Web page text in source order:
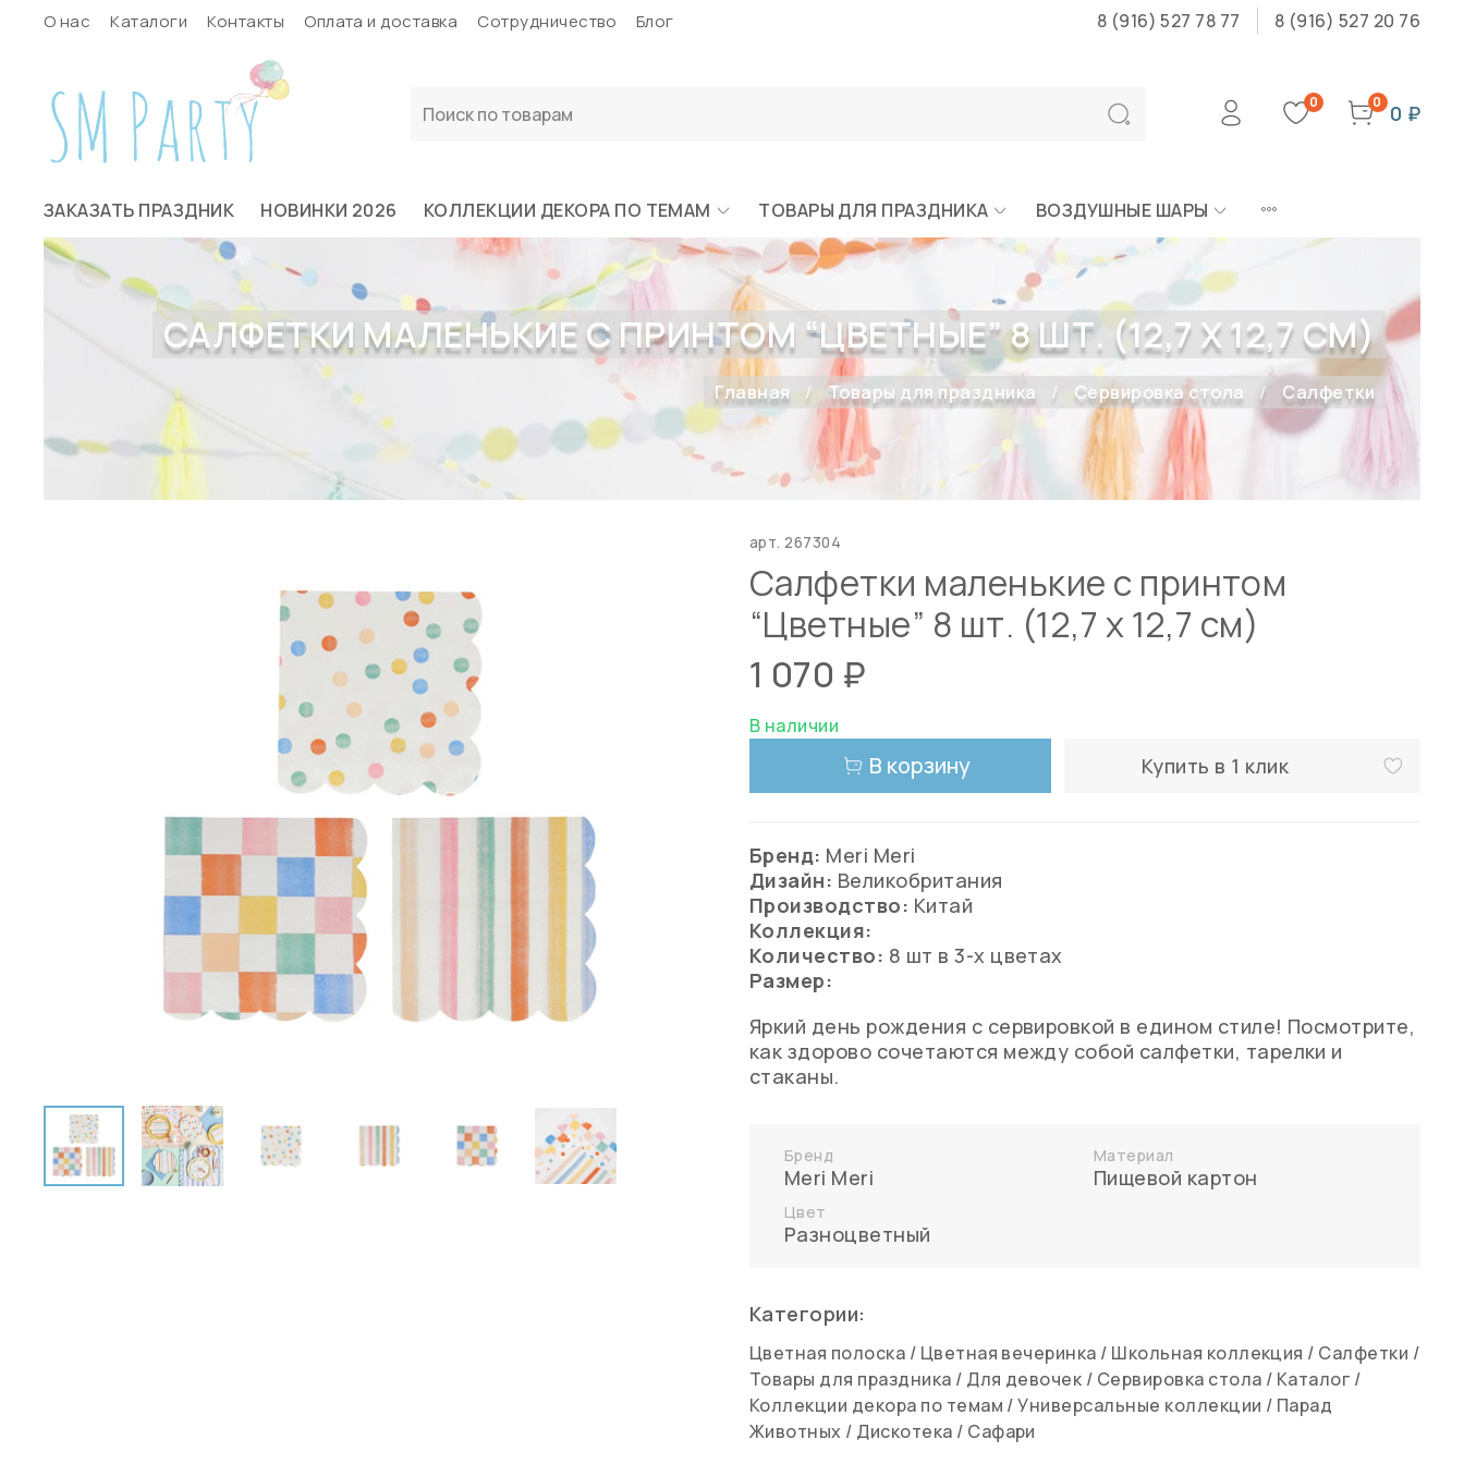
О нас Каталоги Контакты Оплата и доставка Сотрудничество Блог 8 (916) 527 78 77 8 (916) 527 20 76
0 0 0 ₽
ЗАКАЗАТЬ ПРАЗДНИК НОВИНКИ 2026 КОЛЛЕКЦИИ ДЕКОРА ПО ТЕМАМ ТОВАРЫ ДЛЯ ПРАЗДНИКА ВОЗДУШНЫЕ ШАРЫ
САЛФЕТКИ МАЛЕНЬКИЕ С ПРИНТОМ “ЦВЕТНЫЕ” 8 ШТ. (12,7 Х 12,7 СМ)
Главная Товары для праздника Сервировка стола Салфетки
арт.267304
Салфетки маленькие с принтом
“Цветные” 8 шт. (12,7 х 12,7 см)
1 070 ₽
В наличии
В корзину Купить в 1 клик
Бренд: Meri Meri
Дизайн: Великобритания
Производство: Китай
Коллекция:
Количество: 8 шт в 3-х цветах
Размер:
Яркий день рождения с сервировкой в едином стиле! Посмотрите,
как здорово сочетаются между собой салфетки, тарелки и
стаканы.
Бренд
Meri Meri
Материал
Пищевой картон
Цвет
Разноцветный
Категории:
Цветная полоска / Цветная вечеринка / Школьная коллекция / Салфетки /
Товары для праздника / Для девочек / Сервировка стола / Каталог /
Коллекции декора по темам /Универсальные коллекции / Парад
Животных / Дискотека / Сафари